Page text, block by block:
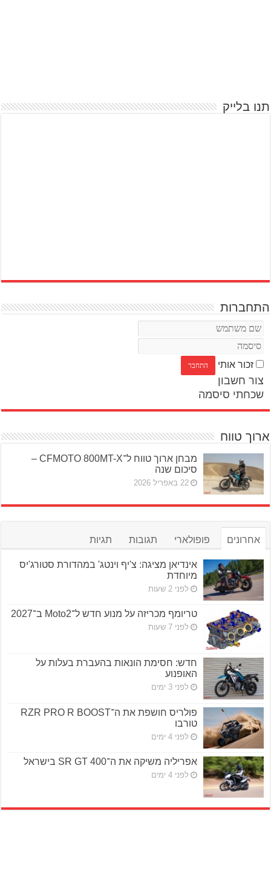
תנו בלייק
התחברות
זכור אותי
צור חשבון
שכחתי סיסמה
ארוך טווח
מבחן ארוך טווח ל־CFMOTO 800MT-X –
סיכום שנה
22 באפריל 2026
אחרונים פופולארי תגובות תגיות
אינדיאן מציגה: צ'יף וינטג' במהדורת סטורג'יס
מיוחדת
לפני 2 שעות
טריומף מכריזה על מנוע חדש ל־Moto2 ב־2027
לפני 7 שעות
חדש: חסימת הונאות בהעברת בעלות על
האופנוע
לפני 3 ימים
פולריס חושפת את ה־RZR PRO R BOOST
טורבו
לפני 4 ימים
אפריליה משיקה את ה־SR GT 400 בישראל
לפני 4 ימים